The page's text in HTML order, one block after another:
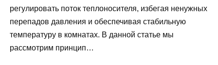
регулировать поток теплоносителя, избегая ненужных
перепадов давления и обеспечивая стабильную
температуру в комнатах. В данной статье мы
рассмотрим принцип…